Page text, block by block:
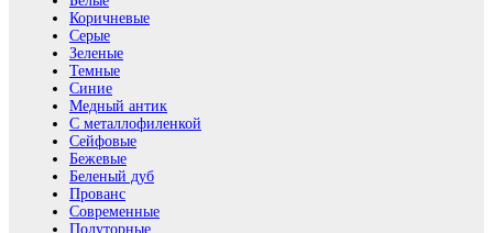
Коричневые
Серые
Зеленые
Темные
Синие
Медный антик
С металлофиленкой
Сейфовые
Бежевые
Беленый дуб
Прованс
Современные
Полуторные